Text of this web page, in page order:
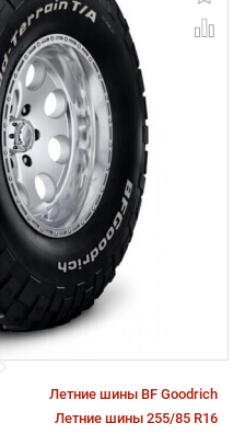
Летние шины BF Goodrich
Летние шины 255/85 R16